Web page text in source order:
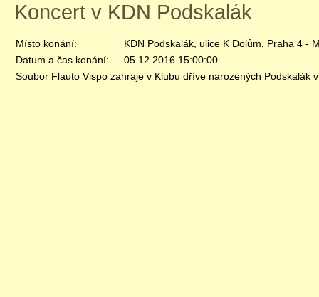
Koncert v KDN Podskalák
Místo konání:
KDN Podskalák, ulice K Dolům, Praha 4 -
Datum a čas konání:
05.12.2016 15:00:00
Soubor Flauto Vispo zahraje v Klubu dříve narozených Podskalák